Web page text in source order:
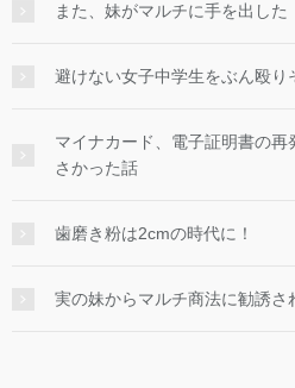
また、妹がマルチに手を出した
避けない女子中学生をぶん殴り
マイナカード、電子証明書の再
さかった話
歯磨き粉は2cmの時代に！
実の妹からマルチ商法に勧誘さ